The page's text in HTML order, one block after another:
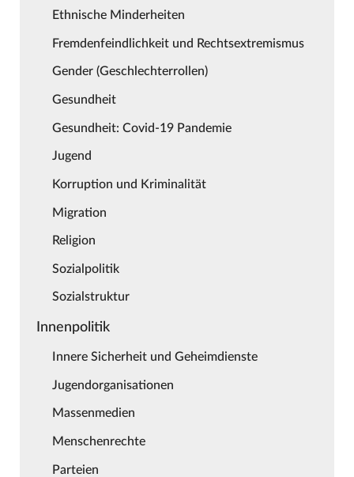
Ethnische Minderheiten
Fremdenfeindlichkeit und Rechtsextremismus
Gender (Geschlechterrollen)
Gesundheit
Gesundheit: Covid-19 Pandemie
Jugend
Korruption und Kriminalität
Migration
Religion
Sozialpolitik
Sozialstruktur
Innenpolitik
Innere Sicherheit und Geheimdienste
Jugendorganisationen
Massenmedien
Menschenrechte
Parteien